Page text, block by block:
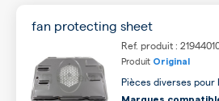
fan protecting sheet
Ref. produit :
Produit Original
Pièces diverses pour